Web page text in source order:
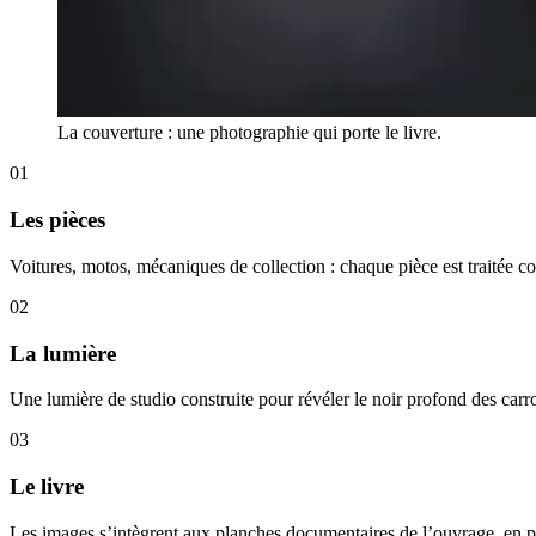
La couverture : une photographie qui porte le livre.
01
Les pièces
Voitures, motos, mécaniques de collection : chaque pièce est traitée
02
La lumière
Une lumière de studio construite pour révéler le noir profond des
03
Le livre